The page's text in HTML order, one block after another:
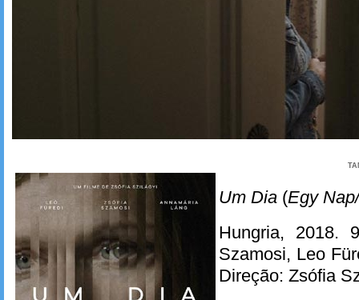
Um Dia (Egy
Hungria, 2018.
Szamosi, Leo
Direção: Zsófia